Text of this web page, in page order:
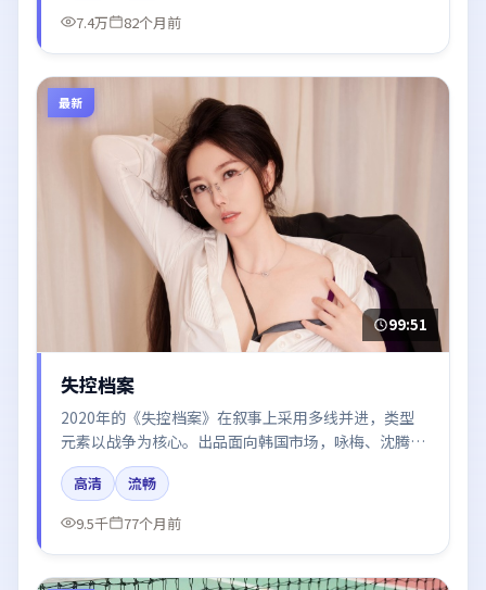
7.4万
82个月前
最新
99:51
失控档案
2020年的《失控档案》在叙事上采用多线并进，类型
元素以战争为核心。出品面向韩国市场，咏梅、沈腾、
刘亦菲、迪丽热巴所饰角色推动关键反转，结尾留白引
发讨论。
高清
流畅
9.5千
77个月前